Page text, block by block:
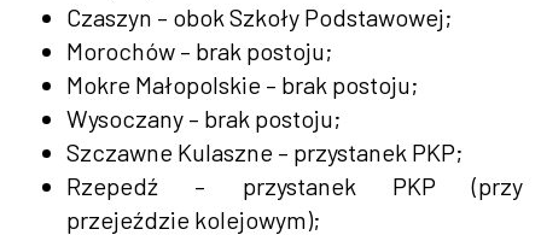
Czaszyn – obok Szkoły Podstawowej;
Morochów – brak postoju;
Mokre Małopolskie – brak postoju;
Wysoczany – brak postoju;
Szczawne Kulaszne – przystanek PKP;
Rzepedź – przystanek PKP (przy
przejeździe kolejowym);